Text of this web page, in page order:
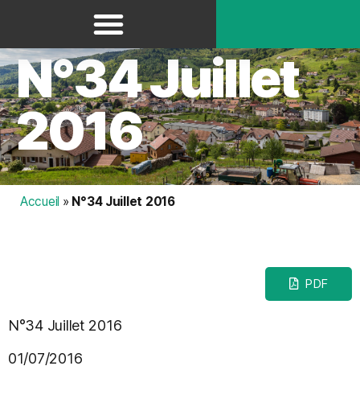
N°34 Juillet
2016
Accueil » N°34 Juillet 2016
PDF
N°34 Juillet 2016
01/07/2016